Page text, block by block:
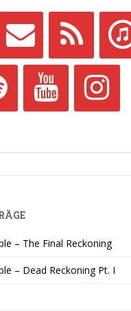
– The Final Reckoning
– Dead Reckoning Pt. I